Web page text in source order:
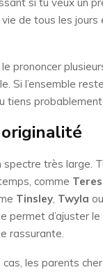
de tous les jours
prononcer
Si l’ensemble
tiens probablement
très large.
comme
Tinsley Twyla ou
permet d’ajuster le
rassurante.
les parents